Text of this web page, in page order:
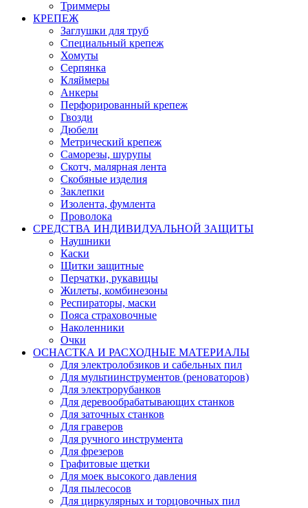
Триммеры
КРЕПЕЖ
Заглушки для труб
Специальный крепеж
Хомуты
Серпянка
Кляймеры
Анкеры
Перфорированный крепеж
Гвозди
Дюбели
Метрический крепеж
Саморезы, шурупы
Скотч, малярная лента
Скобяные изделия
Заклепки
Изолента, фумлента
Проволока
СРЕДСТВА ИНДИВИДУАЛЬНОЙ ЗАЩИТЫ
Наушники
Каски
Щитки защитные
Перчатки, рукавицы
Жилеты, комбинезоны
Респираторы, маски
Пояса страховочные
Наколенники
Очки
ОСНАСТКА И РАСХОДНЫЕ МАТЕРИАЛЫ
Для электролобзиков и сабельных пил
Для мультиинструментов (реноваторов)
Для электрорубанков
Для деревообрабатывающих станков
Для заточных станков
Для граверов
Для ручного инструмента
Для фрезеров
Графитовые щетки
Для моек высокого давления
Для пылесосов
Для циркулярных и торцовочных пил